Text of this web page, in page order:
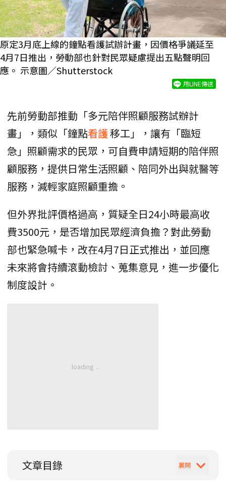
原定3月底上線的鐘點看護試辦計畫，因價格爭議延至
4月7日推出，勞動部也針對民眾疑慮提出五點聲明回
應。 示意圖／Shutterstock
用LINE傳送
先前勞動部推動「多元陪伴照顧服務試辦計
畫」，類似「鐘點看護移工」，讓有「臨短
急」照顧需求的民眾，可自費申請短期的陪伴照
顧服務，提供日常生活照顧、陪同外出與就醫等
服務，減輕家庭照顧重擔。
但外界批評價格過高，質疑全日24小時最高收
費3500元，是否增加民眾經濟負擔？對此勞動
部也緊急喊卡，改在4月7日正式推出，並回應
未來將會持續滾動檢討、蒐集意見，進一步優化
制度設計。
文章目錄